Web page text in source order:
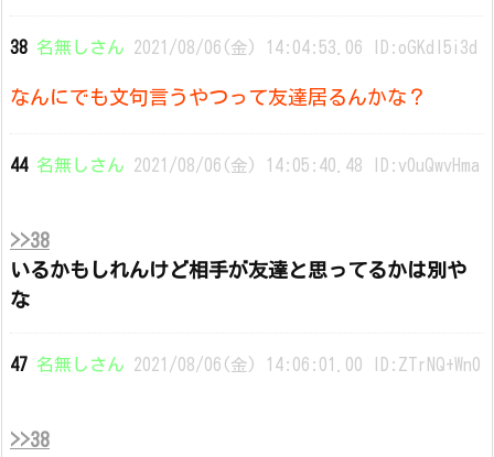
38 名無しさん 2021/08/06(金) 14:04:53.06 ID:oGKdl5i3d
なんにでも文句言うやつって友達居るんかな？
44 名無しさん 2021/08/06(金) 14:05:40.48 ID:v0uQwvHma
>>38
いるかもしれんけど相手が友達と思ってるかは別や
な
47 名無しさん 2021/08/06(金) 14:06:01.00 ID:ZTrNQ+Wn0
>>38